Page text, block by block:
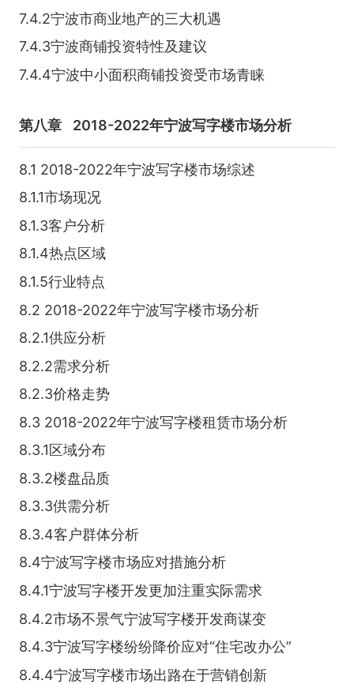
7.4.2宁波市商业地产的三大机遇
7.4.3宁波商铺投资特性及建议
7.4.4宁波中小面积商铺投资受市场青睐
第八章 2018-2022年宁波写字楼市场分析
8.1 2018-2022年宁波写字楼市场综述
8.1.1市场现况
8.1.3客户分析
8.1.4热点区域
8.1.5行业特点
8.2 2018-2022年宁波写字楼市场分析
8.2.1供应分析
8.2.2需求分析
8.2.3价格走势
8.3 2018-2022年宁波写字楼租赁市场分析
8.3.1区域分布
8.3.2楼盘品质
8.3.3供需分析
8.3.4客户群体分析
8.4宁波写字楼市场应对措施分析
8.4.1宁波写字楼开发更加注重实际需求
8.4.2市场不景气宁波写字楼开发商谋变
8.4.3宁波写字楼纷纷降价应对“住宅改办公”
8.4.4宁波写字楼市场出路在于营销创新